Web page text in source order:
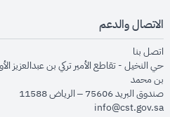
الاتصال والدعم
اتصل بنا
حي النخيل - تقاطع الأمير تركي بن عبدالعزيز
بن محمد
صندوق البريد 75606 – الرياض 11588
info@cst.gov.sa